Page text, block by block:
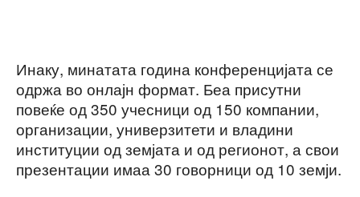
Инаку, минатата година конференцијата се
одржа во онлајн формат. Беа присутни
повеќе од 350 учесници од 150 компании,
организации, универзитети и владини
институции од земјата и од регионот, а свои
презентации имаа 30 говорници од 10 земји.